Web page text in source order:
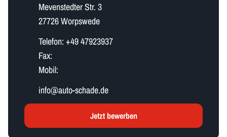
Mevenstedter Str. 3
27726 Worpswede
Telefon: +49 47923937
Fax:
Mobil:
i​n​f​o​@auto-schade.de
Jetzt bewerben